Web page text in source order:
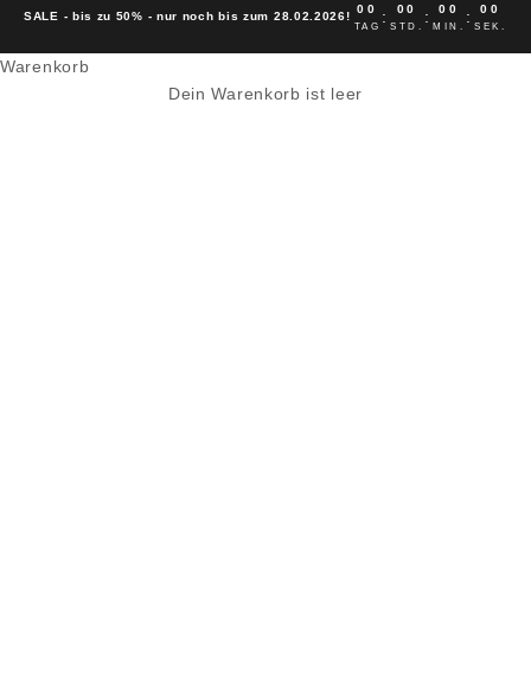
SALE - bis zu 50% - nur noch bis zum 28.02.2026!
00
TAG
: 00
STD.
: 00
MIN.
: 00
SEK.
Warenkorb
Dein Warenkorb ist leer
ELVINE IN UNSERER FILIALE